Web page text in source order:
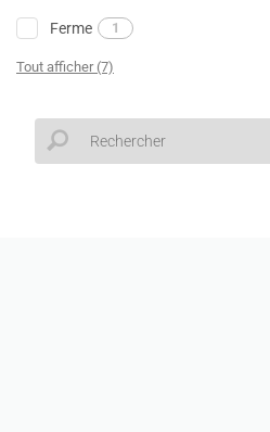
Ferme 1
Tout afficher (7)